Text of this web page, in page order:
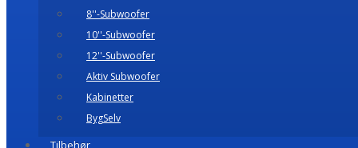
8''-Subwoofer
10''-Subwoofer
12''-Subwoofer
Aktiv Subwoofer
Kabinetter
BygSelv
Tilbehør